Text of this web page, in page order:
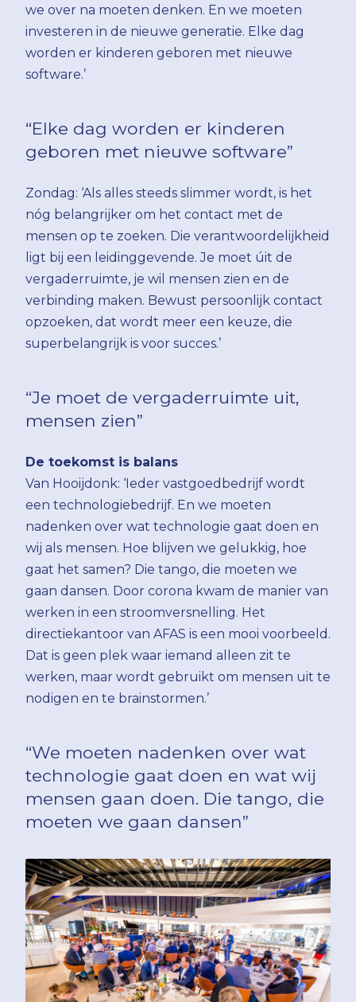
we over na moeten denken. En we moeten
investeren in de nieuwe generatie. Elke dag
worden er kinderen geboren met nieuwe
software.’
“Elke dag worden er kinderen
geboren met nieuwe software”
Zondag: ‘Als alles steeds slimmer wordt, is het
nóg belangrijker om het contact met de
mensen op te zoeken. Die verantwoordelijkheid
ligt bij een leidinggevende. Je moet úit de
vergaderruimte, je wil mensen zien en de
verbinding maken. Bewust persoonlijk contact
opzoeken, dat wordt meer een keuze, die
superbelangrijk is voor succes.’
“Je moet de vergaderruimte uit,
mensen zien”
De toekomst is balans
Van Hooijdonk: ‘Ieder vastgoedbedrijf wordt
een technologiebedrijf. En we moeten
nadenken over wat technologie gaat doen en
wij als mensen. Hoe blijven we gelukkig, hoe
gaat het samen? Die tango, die moeten we
gaan dansen. Door corona kwam de manier van
werken in een stroomversnelling. Het
directiekantoor van AFAS is een mooi voorbeeld.
Dat is geen plek waar iemand alleen zit te
werken, maar wordt gebruikt om mensen uit te
nodigen en te brainstormen.’
“We moeten nadenken over wat
technologie gaat doen en wat wij
mensen gaan doen. Die tango, die
moeten we gaan dansen”